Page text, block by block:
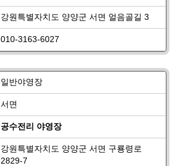
강원특별자치도 양양군 서면 얼음골길 3
010-3163-6027
일반야영장
서면
공수전리 야영장
강원특별자치도 양양군 서면 구룡령로
2829-7